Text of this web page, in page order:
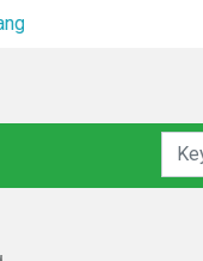
Dapat Perlawanan Warga Satresnarkoba Polrestabes Medan Bumihanguskan Sarang Narkoba Klambir V Tim Gabungan